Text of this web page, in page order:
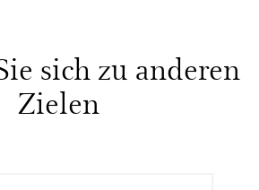
sich zu anderen
Zielen